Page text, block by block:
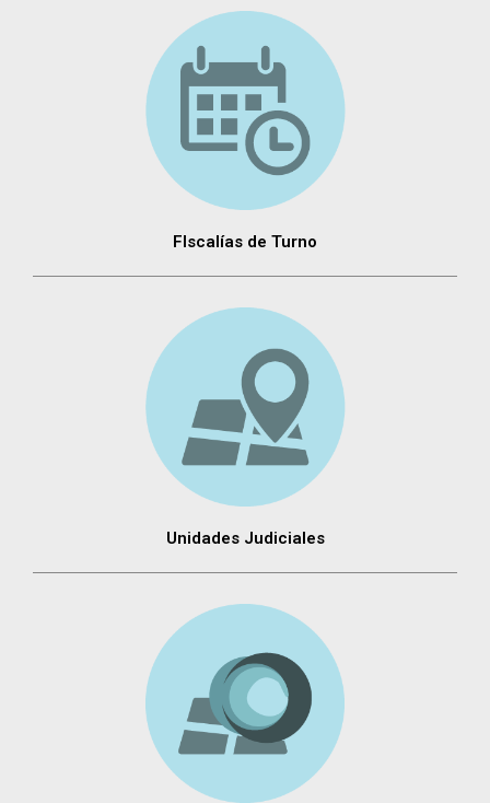
FIscalías de Turno
Unidades Judiciales